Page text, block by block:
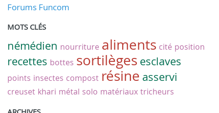
Forums Funcom
MOTS CLÉS
némédien nourriture aliments cité position
recettes bottes sortilèges esclaves
points insectes compost résine asservi
creuset khari métal solo matériaux tricheurs